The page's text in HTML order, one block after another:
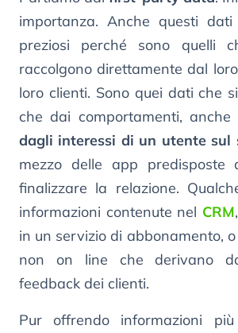
importanza. Anche questi
preziosi perché sono quelli
raccolgono direttamente dal
loro clienti. Sono quei dati che
che dai comportamenti, anche
dagli interessi di un utente sul
mezzo delle app
finalizzare la relazione.
informazioni contenute nel CRM
in un servizio di abbonamento,
non on line che derivano
feedback dei clienti.
Pur offrendo informazioni